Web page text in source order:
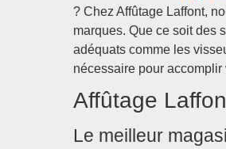
? Chez Affûtage Laffont,
marques. Que ce soit des
adéquats comme les
nécessaire pour accomplir
Affûtage
Le meilleur